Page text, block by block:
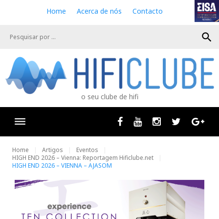
e
Home Acerca de nós Contacto
search
o seu clube de hifi
Facebook
Youtube InstagramTwitter
Home Artigos
Eventos
HIGH END 2026 – Vienna: Reportagem Hificlube.net
HIGH END 2026 – VIENNA – AJASOM